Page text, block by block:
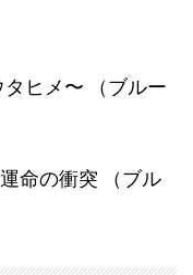
ヒメ〜 （ブルー
命の衝突 （ブル